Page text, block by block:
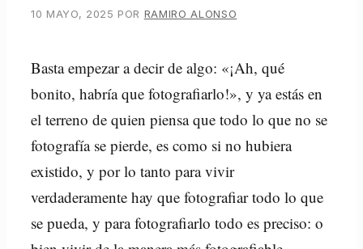
10 MAYO, 2025 POR RAMIRO ALONSO
Basta empezar a decir de algo: «¡Ah, qué
bonito, habría que fotografiarlo!», y ya estás en
el terreno de quien piensa que todo lo que no se
fotografía se pierde, es como si no hubiera
existido, y por lo tanto para vivir
verdaderamente hay que fotografiar todo lo que
se pueda, y para fotografiarlo todo es preciso: o